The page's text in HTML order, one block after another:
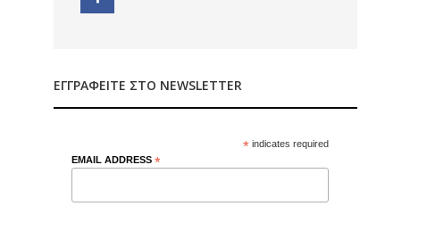
ΕΓΓΡΑΦΕΊΤΕ ΣΤΟ NEWSLETTER
* indicates required
EMAIL ADDRESS *